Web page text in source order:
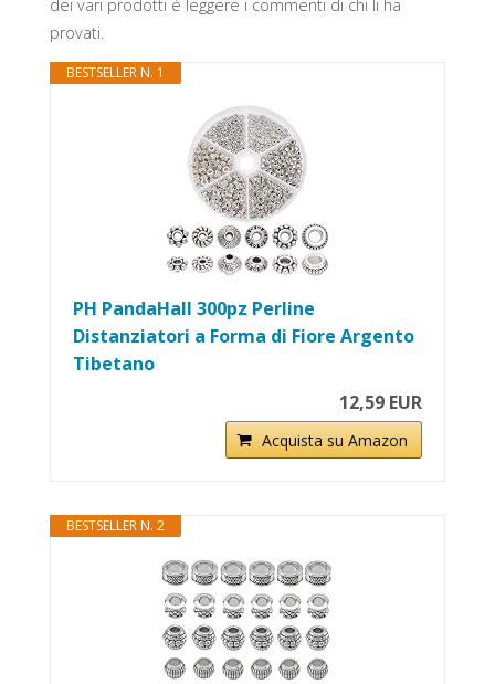
dei vari prodotti è leggere i commenti di chi li ha
provati.
BESTSELLER N. 1
PH PandaHall 300pz Perline
Distanziatori a Forma di Fiore Argento
Tibetano
12,59 EUR
Acquista su Amazon
BESTSELLER N. 2